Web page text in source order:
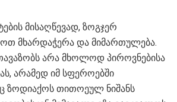
მისაღწევად, ზოგჯერ
მხარდაჭერა და მიმართულება.
არა მხოლოდ პიროვნებისა
არამედ იმ სფეროებში
ზოდიაქოს თითოეულ ნიშანს